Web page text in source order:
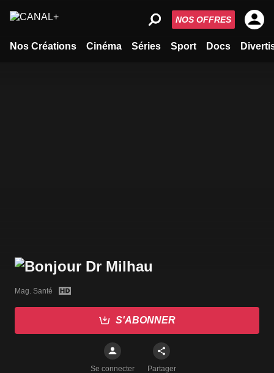
Nos Créations Cinéma Séries Sport Docs
NOS OFFRES
Mag. Santé
S'ABONNER
Se connecter Partager